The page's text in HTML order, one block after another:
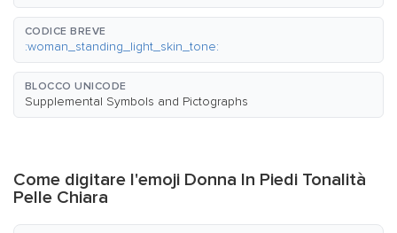
CODICE BREVE
:woman_standing_light_skin_tone:
BLOCCO UNICODE
Supplemental Symbols and Pictographs
Come digitare l'emoji Donna In Piedi Tonalità
Pelle Chiara